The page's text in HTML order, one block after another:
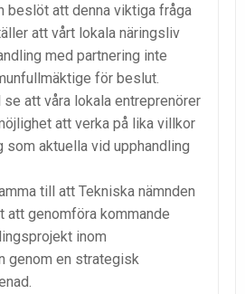
beslöt att denna viktiga fråga
att vårt lokala näringsliv
med partnering inte
för beslut.
att våra lokala entreprenörer
att verka på lika villkor
aktuella vid upphandling
till att Tekniska nämnden
att genomföra kommande
inom
genom en strategisk